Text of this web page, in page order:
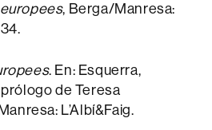
, Berga/Manresa:
. En: Esquerra,
de Teresa
L’Albí&Faig.